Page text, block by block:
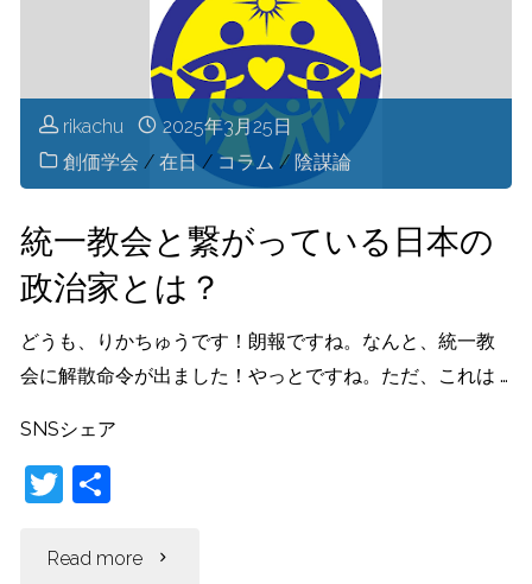
悪！
創
価
闇
rikachu
2025年3月25日
創価学会 / 在日 / コラム / 陰謀論
統一教会と繋がっている日本の
政治家とは？
どうも、りかちゅうです！朗報ですね。なんと、統一教
会に解散命令が出ました！やっとですね。ただ、これは …
SNSシェア
T
itt
共
Read more "統